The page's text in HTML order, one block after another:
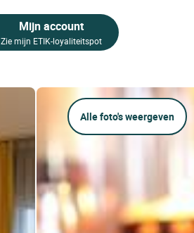
Mijn account
Zie mijn ETIK-loyaliteitspot
Alle foto's weergeven